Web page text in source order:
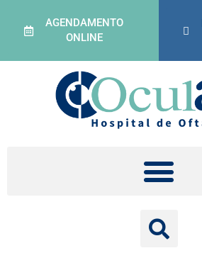
AGENDAMENTO
ONLINE